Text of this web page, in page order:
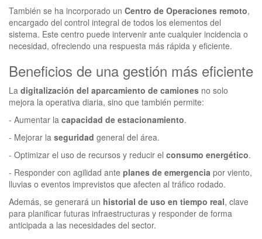
También se ha incorporado un Centro de Operaciones remoto,
encargado del control integral de todos los elementos del
sistema. Este centro puede intervenir ante cualquier incidencia o
necesidad, ofreciendo una respuesta más rápida y eficiente.
Beneficios de una gestión más eficiente
La digitalización del aparcamiento de camiones no solo
mejora la operativa diaria, sino que también permite:
- Aumentar la capacidad de estacionamiento.
- Mejorar la seguridad general del área.
- Optimizar el uso de recursos y reducir el consumo energético.
- Responder con agilidad ante planes de emergencia por viento,
lluvias o eventos imprevistos que afecten al tráfico rodado.
Además, se generará un historial de uso en tiempo real, clave
para planificar futuras infraestructuras y responder de forma
anticipada a las necesidades del sector.